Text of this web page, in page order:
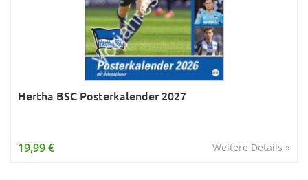
Hertha BSC Posterkalender 2027
Weitere Details »
19,99 €